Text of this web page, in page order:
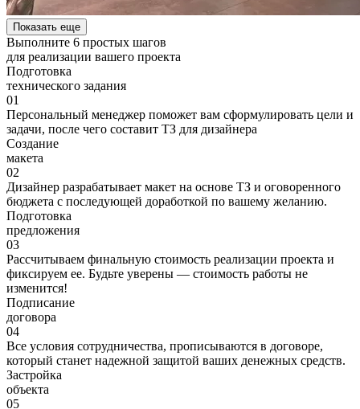
Показать еще
Выполните 6 простых шагов
для реализации вашего проекта
Подготовка
технического задания
01
Персональный менеджер поможет вам сформулировать цели и
задачи, после чего составит ТЗ для дизайнера
Создание
макета
02
Дизайнер разрабатывает макет на основе ТЗ и оговоренного
бюджета с последующей доработкой по вашему желанию.
Подготовка
предложения
03
Рассчитываем финальную стоимость реализации проекта и
фиксируем ее. Будьте уверены — стоимость работы не
изменится!
Подписание
договора
04
Все условия сотрудничества, прописываются в договоре,
который станет надежной защитой ваших денежных средств.
Застройка
объекта
05